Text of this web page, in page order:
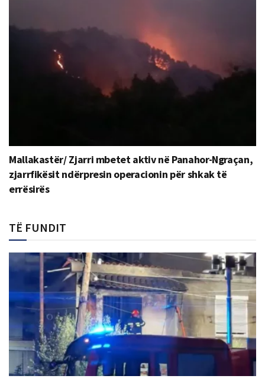
Mallakastër/ Zjarri mbetet aktiv në Panahor-Ngraçan,
zjarrfikësit ndërpresin operacionin për shkak të
errësirës
TË FUNDIT